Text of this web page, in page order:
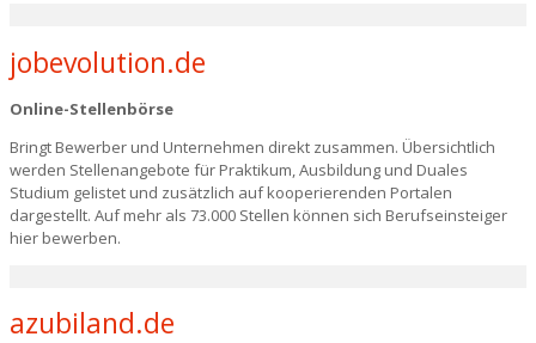
jobevolution.de
Online-Stellenbörse
Bringt Bewerber und Unternehmen direkt zusammen. Übersichtlich
werden Stellenangebote für Praktikum, Ausbildung und Duales
Studium gelistet und zusätzlich auf kooperierenden Portalen
dargestellt. Auf mehr als 73.000 Stellen können sich Berufseinsteiger
hier bewerben.
azubiland.de